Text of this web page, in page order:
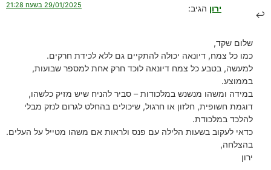
ירון הגיב: 29/01/2025 בשעה 21:28
שלום שקד,
כמו כל צמח, דיונאה יכולה להתקיים גם ללא לכידת חרקים.
למעשה, בטבע כל צמח דיונאה לוכד חרק אחת למספר שבועות,
בממוצע.
במידה ומשהו מנשנש במלכודות – סביר להניח שיש מזיק כלשהו,
דוגמת חשופית, חלזון או חרגול, שיכולים בהחלט לגרום לנזק מבלי
להלכד במלכודת.
כדאי לעקוב בשעות הלילה עם פנס ולראות אם משהו מטייל על העלים.
בהצלחה,
ירון